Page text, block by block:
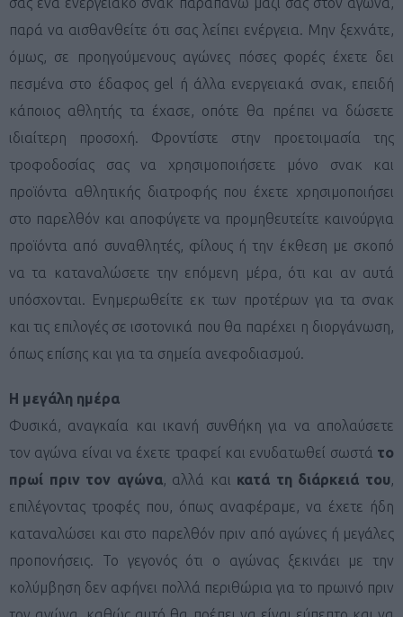
παρά να αισθανθείτε ότι σας λείπει ενέργεια. Μην ξεχνάτε,
όμως, σε προηγούμενους αγώνες πόσες φορές έχετε δει
πεσμένα στο έδαφος gel
ή άλλα ενεργειακά σνακ, επειδή
κάποιος αθλητής τα έχασε, οπότε θα πρέπει να δώσετε
ιδιαίτερη προσοχή. Φροντίστε στην προετοιμασία της
τροφοδοσίας σας να χρησιμοποιήσετε μόνο σνακ και
προϊόντα αθλητικής διατροφής που έχετε χρησιμοποιήσει
στο παρελθόν και αποφύγετε να προμηθευτείτε καινούργια
προϊόντα από συναθλητές, φίλους ή την έκθεση με σκοπό
να τα καταναλώσετε την επόμενη μέρα, ότι και αν αυτά
υπόσχονται. Ενημερωθείτε εκ των προτέρων για τα σνακ
και τις επιλογές σε ισοτονικά που θα παρέχει η διοργάνωση,
όπως επίσης και για τα σημεία ανεφοδιασμού.
Η μεγάλη ημέρα
Φυσικά, αναγκαία και ικανή συνθήκη για να απολαύσετε
τον αγώνα είναι να έχετε τραφεί και ενυδατωθεί σωστά το
πρωί πριν τον αγώνα, αλλά και κατά τη διάρκειά του,
επιλέγοντας τροφές που, όπως αναφέραμε, να έχετε ήδη
καταναλώσει και στο παρελθόν πριν από αγώνες ή μεγάλες
προπονήσεις. Το γεγονός ότι ο αγώνας ξεκινάει με την
κολύμβηση δεν αφήνει πολλά περιθώρια για το πρωινό πριν